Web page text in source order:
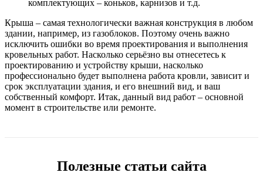
комплектующих – коньков, карнизов и т.д.
Крыша – самая технологически важная конструкция в любом
здании, например, из газоблоков. Поэтому очень важно
исключить ошибки во время проектирования и выполнения
кровельных работ. Насколько серьёзно вы отнесетесь к
проектированию и устройству крыши, насколько
профессионально будет выполнена работа кровли, зависит и
срок эксплуатации здания, и его внешний вид, и ваш
собственный комфорт. Итак, данный вид работ – основной
момент в строительстве или ремонте.
Полезные статьи сайта